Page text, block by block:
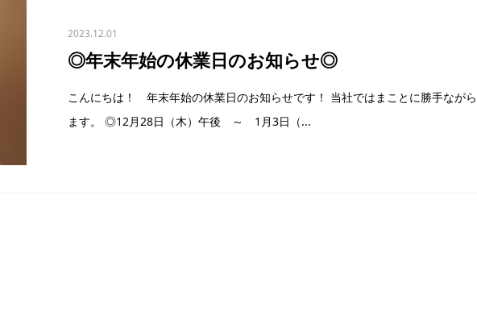
2023.12.01
◎年末年始の休業日のお知らせ◎
こんにちは！ 年末年始の休業日のお知らせです！ 当社ではまことに勝手なが
ます。 ◎12月28日（木）午後 ～ 1月3日（...